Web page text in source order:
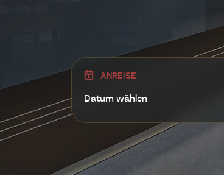
UNSER
NEURO
UMGEBUNG
ANREISE